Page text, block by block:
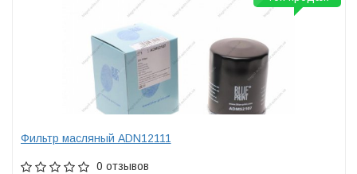
Фильтр масляный ADN12111
0 отзывов